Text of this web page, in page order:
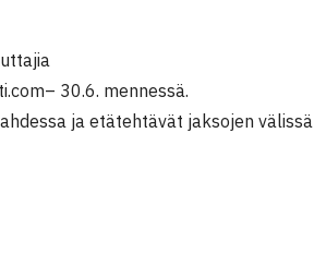
30.6. mennessä.
ja etätehtävät jaksojen välissä